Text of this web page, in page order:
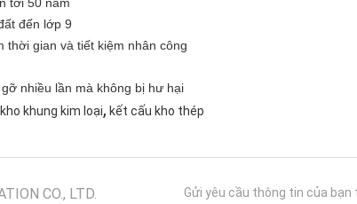
tới 50 năm
đến lớp 9
thời gian và tiết kiệm nhân công
nhiều lần mà không bị hư hại
kho khung kim loại, kết cấu kho thép
CO., LTD. Gửi yêu cầu thông tin của